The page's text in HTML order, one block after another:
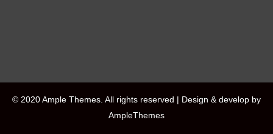
© 2020 Ample Themes. All rights reserved | Design & develop by
AmpleThemes